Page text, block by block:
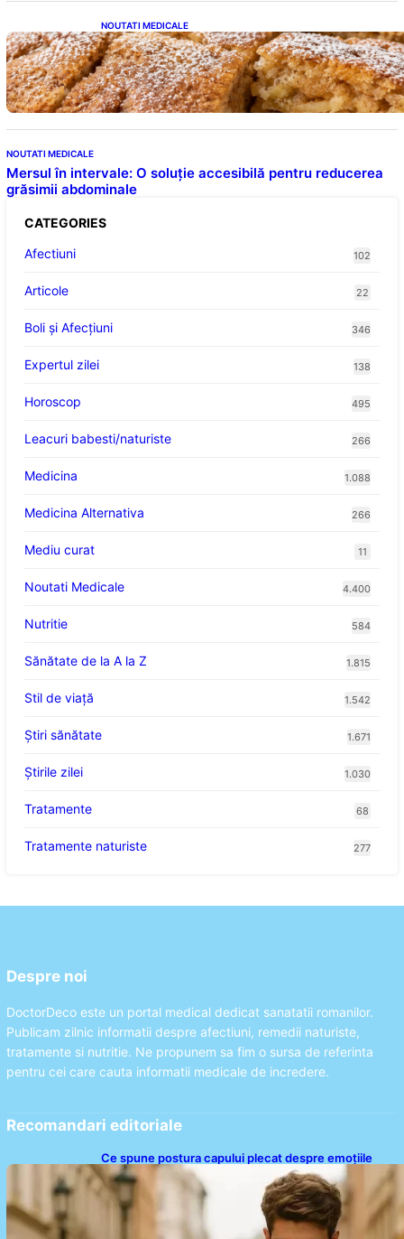
NOUTATI MEDICALE
Prăjitură de post cu mere și scorțișoară: O
Delicatesă Dulce pentru Postul Adormirii
Maicii Domnului
NOUTATI MEDICALE
Mersul în intervale: O soluție accesibilă pentru reducerea
grăsimii abdominale
CATEGORIES
Afectiuni
102
Articole 22
Boli și Afecțiuni 346
Expertul zilei 138
Horoscop 495
Leacuri babesti/naturiste 266
Medicina 1.088
Medicina Alternativa 266
Mediu curat 11
Noutati Medicale 4.400
Nutritie 584
Sănătate de la A la Z 1.815
Stil de viaţă 1.542
Ştiri sănătate 1.671
Știrile zilei 1.030
Tratamente 68
Tratamente naturiste 277
Despre noi
DoctorDeco este un portal medical dedicat sanatatii romanilor.
Publicam zilnic informatii despre afectiuni, remedii naturiste,
tratamente si nutritie. Ne propunem sa fim o sursa de referinta
pentru cei care cauta informatii medicale de incredere.
Recomandari editoriale
Ce spune postura capului plecat despre emoțiile
noastre: analiza unui obicei comun